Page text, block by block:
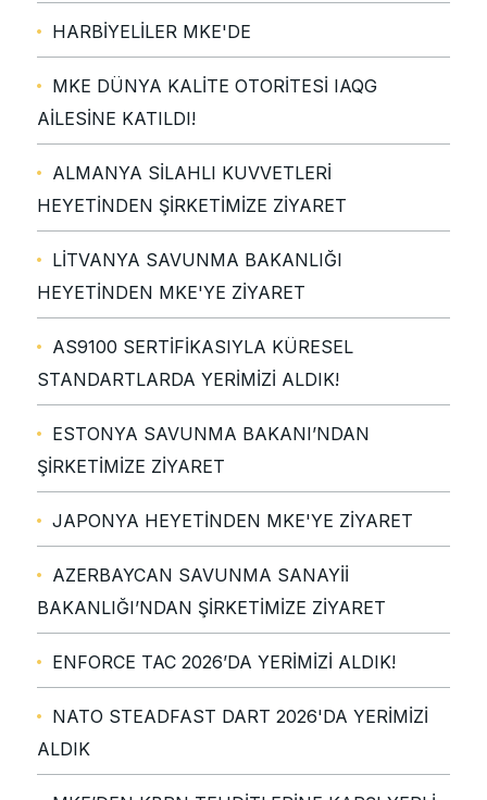
HARBİYELİLER MKE'DE
MKE DÜNYA KALİTE OTORİTESİ IAQG
AİLESİNE KATILDI!
ALMANYA SİLAHLI KUVVETLERİ
HEYETİNDEN ŞİRKETİMİZE ZİYARET
LİTVANYA SAVUNMA BAKANLIĞI
HEYETİNDEN MKE'YE ZİYARET
AS9100 SERTİFİKASIYLA KÜRESEL
STANDARTLARDA YERİMİZİ ALDIK!
ESTONYA SAVUNMA BAKANI’NDAN
ŞİRKETİMİZE ZİYARET
JAPONYA HEYETİNDEN MKE'YE ZİYARET
AZERBAYCAN SAVUNMA SANAYİİ
BAKANLIĞI’NDAN ŞİRKETİMİZE ZİYARET
ENFORCE TAC 2026’DA YERİMİZİ ALDIK!
NATO STEADFAST DART 2026'DA YERİMİZİ
ALDIK